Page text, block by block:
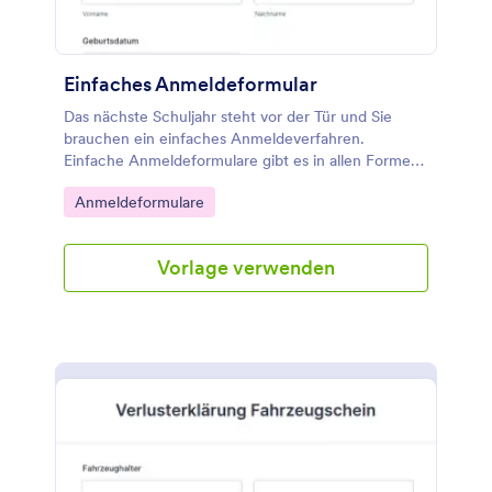
Einfaches Anmeldeformular
Das nächste Schuljahr steht vor der Tür und Sie
brauchen ein einfaches Anmeldeverfahren.
Einfache Anmeldeformulare gibt es in allen Formen
und Größen, aber diese Vorlage ist für diejenigen
gedacht, die so schnell wie möglich mit der
Mit diesem einfachen Anmeldeformular werden die
Daten der Schüler für das kommende Schuljahr
erfasst, einschließlich der persönlichen Daten, der
Go to Category:
Anmeldeformulare
Vorlage verwenden